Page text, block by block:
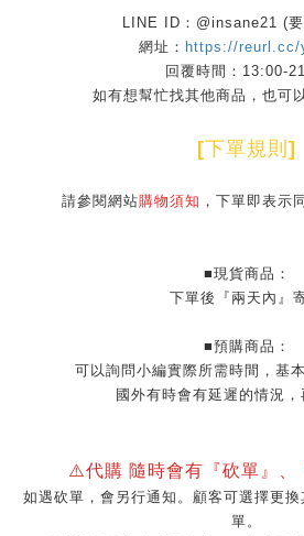
LINE ID：@insane21 (
網址： https://reurl.cc/
回覆時間：13:00-
如有想幫忙找其他商品，也可
[下單規則 ]
請參閱網站購物須知 ，下單即表示
■現貨商品：
下單後『兩天內』
■預購商品：
可以詢問小編實際所需時間，基
國外有時會有延遲的情況，
⚠️代購 隨時會有『砍單』、
如遇砍單，會另行通知。顧客可選擇更
單。